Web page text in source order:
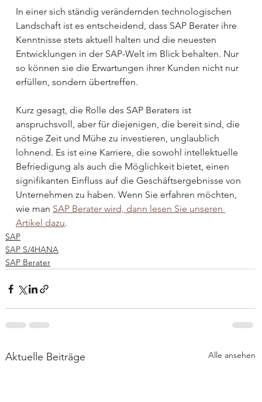
In einer sich ständig verändernden technologischen
Landschaft ist es entscheidend, dass SAP Berater ihre
Kenntnisse stets aktuell halten und die neuesten
Entwicklungen in der SAP-Welt im Blick behalten. Nur
so können sie die Erwartungen ihrer Kunden nicht nur
erfüllen, sondern übertreffen.
Kurz gesagt, die Rolle des SAP Beraters ist
anspruchsvoll, aber für diejenigen, die bereit sind, die
nötige Zeit und Mühe zu investieren, unglaublich
lohnend. Es ist eine Karriere, die sowohl intellektuelle
Befriedigung als auch die Möglichkeit bietet, einen
signifikanten Einfluss auf die Geschäftsergebnisse von
Unternehmen zu haben. Wenn Sie erfahren möchten,
wie man SAP Berater wird, dann lesen Sie unseren
Artikel dazu.
SAP
SAP S/4HANA
SAP Berater
Aktuelle Beiträge Alle ansehen